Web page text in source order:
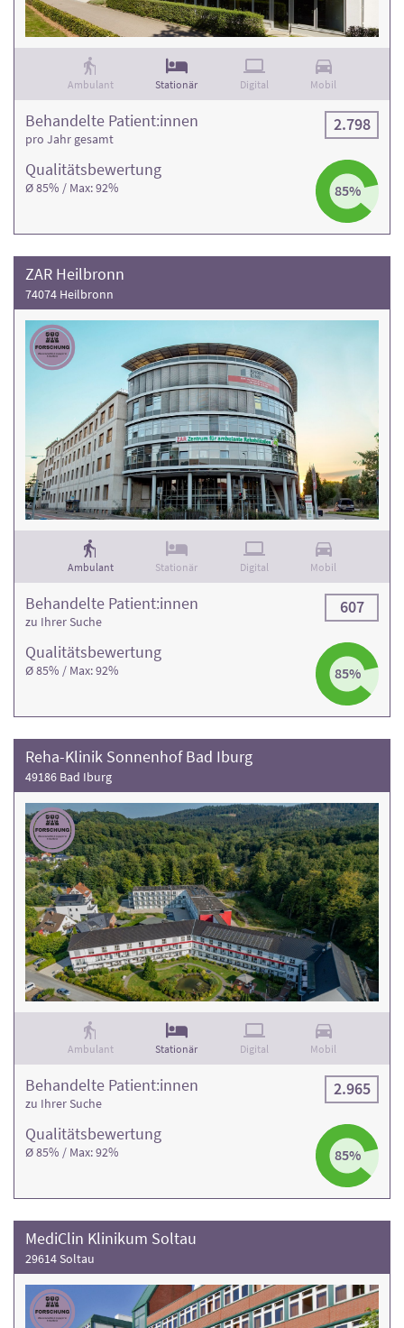
Ambulant Stationär Digital Mobil
Qualitäts­bewertung
Ø 85% / Max: 92% 85%
Behandelte Patient:innen
pro Jahr gesamt
2.798
ZAR Heilbronn
74074 Heilbronn
Ambulant Stationär Digital Mobil
Qualitäts­bewertung
Ø 85% / Max: 92% 85%
Behandelte Patient:innen
zu Ihrer Suche
607
Reha-Klinik Sonnenhof Bad Iburg
49186 Bad Iburg
Ambulant Stationär Digital Mobil
Qualitäts­bewertung
Ø 85% / Max: 92% 85%
Behandelte Patient:innen
zu Ihrer Suche
2.965
MediClin Klinikum Soltau
29614 Soltau